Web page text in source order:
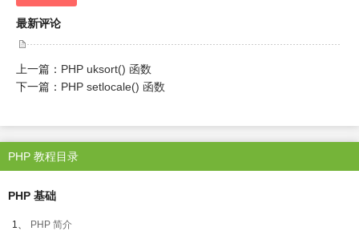
最新评论
上一篇： PHP uksort() 函数
下一篇： PHP setlocale() 函数
PHP 教程目录
PHP 基础
1、 PHP 简介